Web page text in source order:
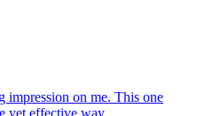
impression on me. This one
yet effective way.